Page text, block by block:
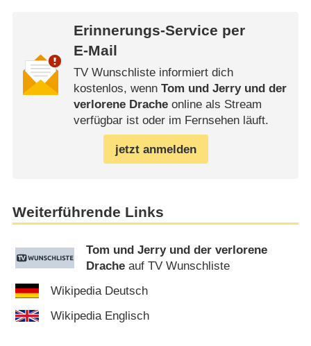
Erinnerungs-Service per
E-Mail
TV Wunschliste informiert dich
kostenlos, wenn Tom und Jerry und der
verlorene Dracheonline als Stream
verfügbar ist oder im Fernsehen läuft.
jetzt anmelden
Weiterführende Links
Tom und Jerry und der verlorene
Drache auf TV Wunschliste
Wikipedia Deutsch
Wikipedia Englisch